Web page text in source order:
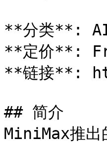
**分类**: AI
**定价**:
**链接**:
## 简介
MiniMax推出